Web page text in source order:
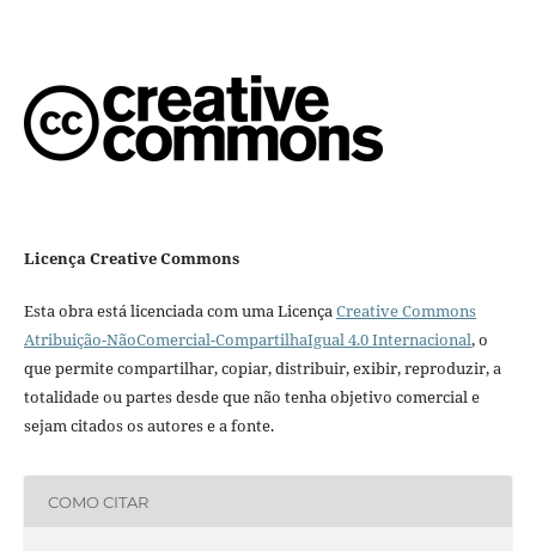
Licença Creative Commons
Esta obra está licenciada com uma LicençaCreative Commons
Atribuição-NãoComercial-CompartilhaIgual 4.0 Internacional, o
que permite compartilhar, copiar, distribuir, exibir, reproduzir, a
totalidade ou partes desde que não tenha objetivo comercial e
sejam citados os autores e a fonte.
COMO CITAR